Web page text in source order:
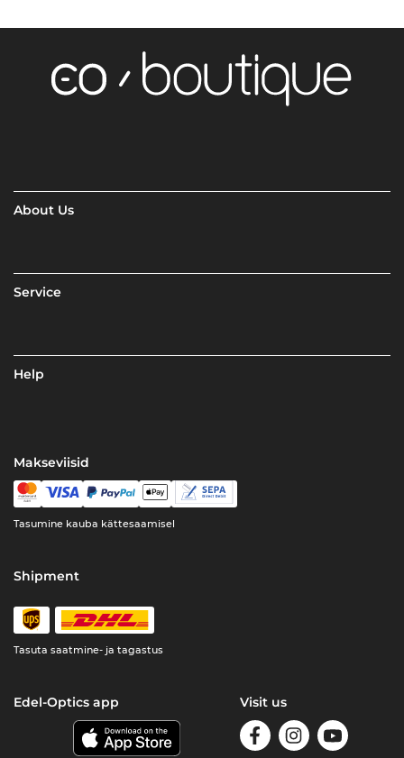
About Us
Service
Help
Makseviisid
Tasumine kauba kättesaamisel
Shipment
Tasuta saatmine- ja tagastus
Edel-Optics app Visit us